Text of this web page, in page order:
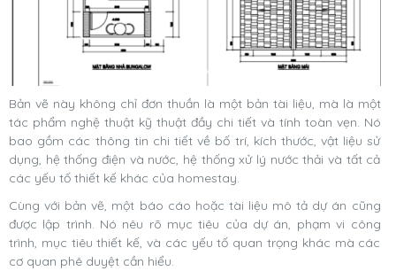
Bản vẽ này không chỉ đơn thuần là một bản tài liệu, mà là một
tác phẩm nghệ thuật kỹ thuật đầy chi tiết và tính toàn vẹn. Nó
bao gồm các thông tin chi tiết về bố trí, kích thước, vật liệu sử
dụng, hệ thống điện và nước, hệ thống xử lý nước thải và tất cả
các yếu tố thiết kế khác của homestay.
Cùng với bản vẽ, một báo cáo hoặc tài liệu mô tả dự án cũng
được lập trình. Nó nêu rõ mục tiêu của dự án, phạm vi công
trình, mục tiêu thiết kế, và các yếu tố quan trọng khác mà các
cơ quan phê duyệt cần hiểu.